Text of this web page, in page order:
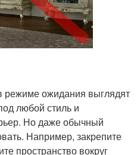
ожидания выглядят
любой стиль и
Но даже обычный
Например, закрепите
пространство вокруг